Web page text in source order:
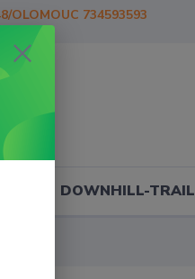
OLOMOUC 734593593
DOWNHILL-TRAIL